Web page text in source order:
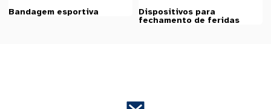
Bandagem esportiva
Dispositivos para
fechamento de feridas